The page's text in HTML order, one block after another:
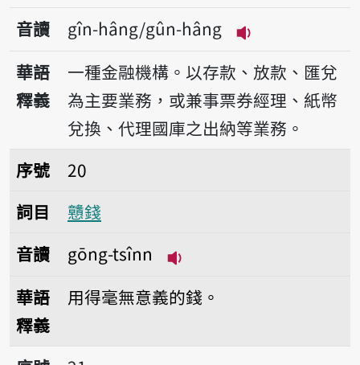
音讀
gîn-hâng/gûn-hâng
播放音讀gîn-
華語
釋義
一種金融機構。以存款、放款、匯兌
為主要業務，或兼事票券經理、紙幣
兌換、代理國庫之出納等業務。
序號20戇錢
序號
20
詞目
戇錢
音讀
gōng-tsînn
華語
釋義
用得毫無意義的錢。
序號21原價